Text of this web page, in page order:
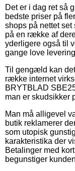
Det er i dag ret så
bedste priser på
shops på nettet
på en række af
yderligere også til
gange love
Til gengæld kan
række internet
BRYTBLAD
man er skudsikker
Man må alligevel
butik reklamerer
som utopisk
karakteristika der
Betalinger med
begunstiger